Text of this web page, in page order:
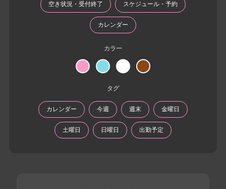
空き状況・受付終了 スケジュール・予約
カレンダー
カラー
タグ
カレンダー 今週 週末 金曜日
土曜日 日曜日 出勤予定